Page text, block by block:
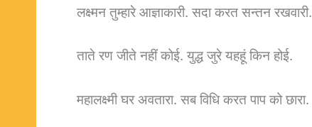
लक्ष्मन तुम्हारे आज्ञाकारी. सदा करत सन्तन रखवारी.
ताते रण जीते नहीं कोई. युद्ध जुरे यहहूं किन होई.
महालक्ष्मी घर अवतारा. सब विधि करत पाप को छारा.